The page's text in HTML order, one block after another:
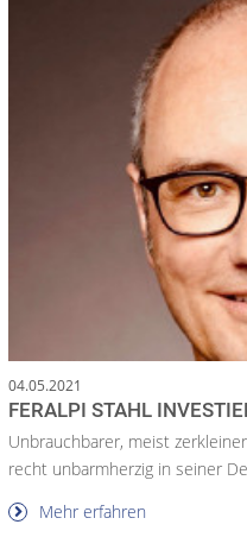
04.05.2021
FERALPI STAHL
Unbrauchbarer, meist
recht unbarmherzig in seiner
Mehr erfahren